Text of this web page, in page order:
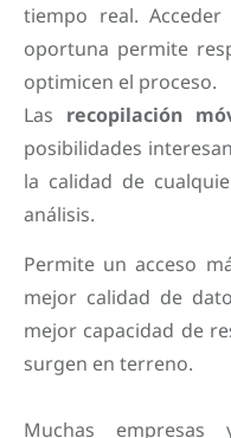
tiempo real.
oportuna permite
optimicen el proceso.
Las recopilación
posibilidades
la calidad de
análisis.
Permite un acceso
mejor calidad de
mejor capacidad de
surgen en terreno.
Muchas empresas